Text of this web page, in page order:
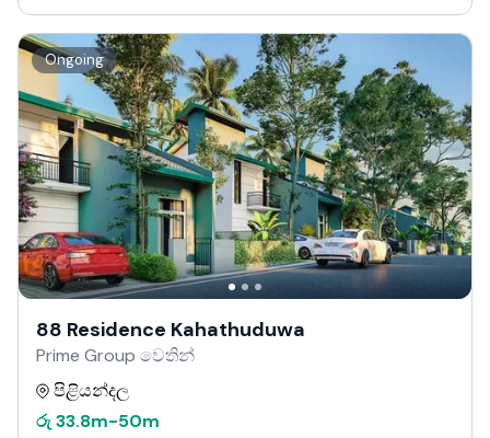
Ongoing
88 Residence Kahathuduwa
Prime Group වෙතින්
පිළියන්දල
රු 33.8m-50m